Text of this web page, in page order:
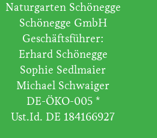
Naturgarten Schönegge
Schönegge GmbH
Geschäftsführer:
Erhard Schönegge
Sophie Sedlmaier
Michael Schwaiger
DE-ÖKO-005 *
Ust.Id. DE 184166927